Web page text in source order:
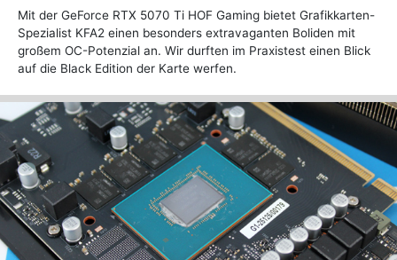
Mit der GeForce RTX 5070 Ti HOF Gaming bietet Grafikkarten-
Spezialist KFA2 einen besonders extravaganten Boliden mit
großem OC-Potenzial an. Wir durften im Praxistest einen Blick
auf die Black Edition der Karte werfen.